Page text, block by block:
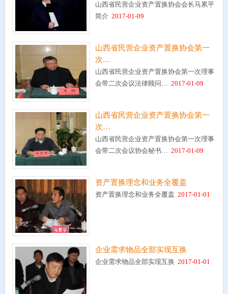
山西省民营企业资产置换协会会长马累平
简介 2017-01-09
山西省民营企业资产置换协会第一
次…
山西省民营企业资产置换协会第一次理事
会带二次会议法律顾问… 2017-01-09
山西省民营企业资产置换协会第一
次…
山西省民营企业资产置换协会第一次理事
会带二次会议协会秘书… 2017-01-09
资产置换理念和业务全覆盖
资产置换理念和业务全覆盖 2017-01-01
企业需求物品全部实现互换
企业需求物品全部实现互换 2017-01-01